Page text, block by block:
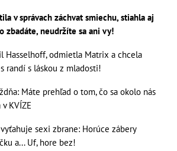
v správach záchvat smiechu, stiahla aj
zbadáte, neudržíte sa ani vy!
Hasselhoff, odmietla Matrix a chcela
randí s láskou z mladosti!
Máte prehľad o tom, čo sa okolo nás
KVÍZE
sexi zbrane: Horúce zábery
a... Uf, hore bez!